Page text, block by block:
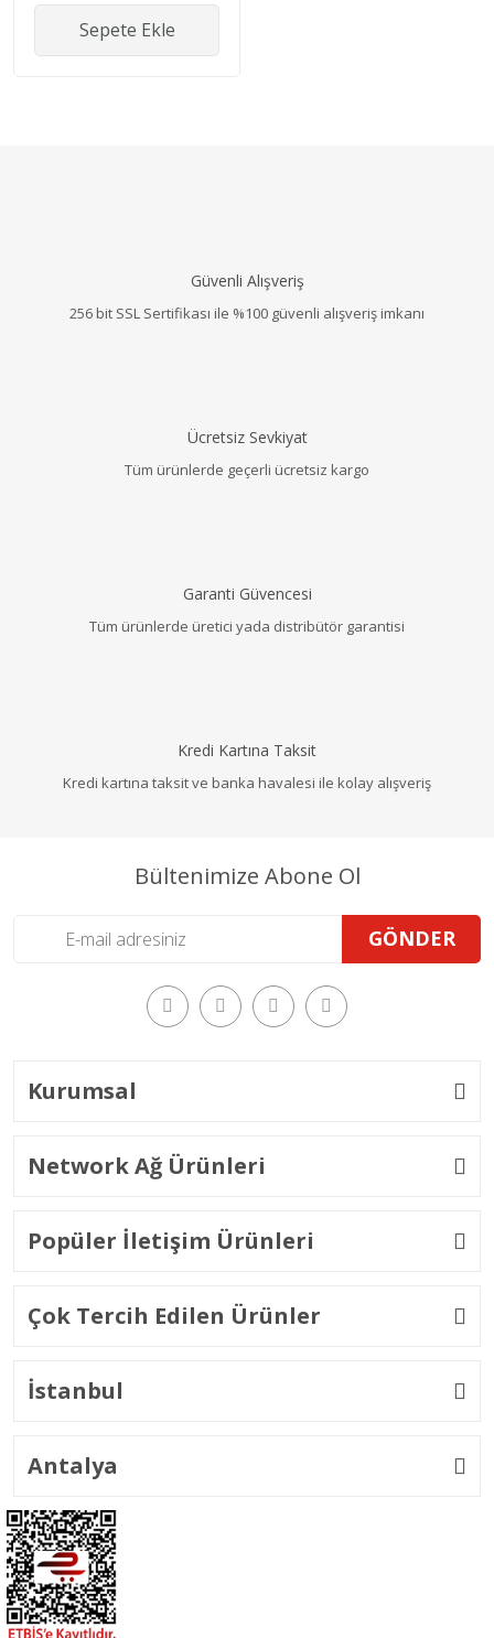
Sepete Ekle
Güvenli Alışveriş
256 bit SSL Sertifikası ile %100 güvenli alışveriş imkanı
Ücretsiz Sevkiyat
Tüm ürünlerde geçerli ücretsiz kargo
Garanti Güvencesi
Tüm ürünlerde üretici yada distribütör garantisi
Kredi Kartına Taksit
Kredi kartına taksit ve banka havalesi ile kolay alışveriş
Bültenimize Abone Ol
GÖNDER
Kurumsal
Network Ağ Ürünleri
Popüler İletişim Ürünleri
Çok Tercih Edilen Ürünler
İstanbul
Antalya